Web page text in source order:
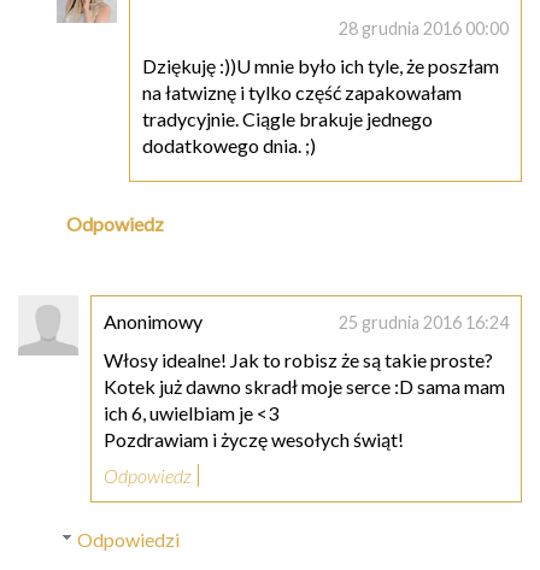
28 grudnia 2016 00:00
Dziękuję :))U mnie było ich tyle, że poszłam
na łatwiznę i tylko część zapakowałam
tradycyjnie. Ciągle brakuje jednego
dodatkowego dnia. ;)
Odpowiedz
Anonimowy 25 grudnia 2016 16:24
Włosy idealne! Jak to robisz że są takie proste?
Kotek już dawno skradł moje serce :D sama mam
ich 6, uwielbiam je <3
Pozdrawiam i życzę wesołych świąt!
Odpowiedz
Odpowiedzi